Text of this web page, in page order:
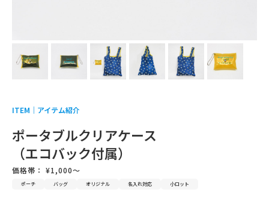
ITEM｜ アイテム紹介
ポータブルクリアケース
（エコバック付属）
価格帯： ¥1,000〜
ポーチ バッグ オリジナル 名入れ対応 小ロット
お問い合わせ